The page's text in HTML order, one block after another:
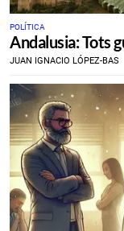
POLÍTICA
Andalusia: Tots
JUAN IGNACIO LÓPEZ-BAS